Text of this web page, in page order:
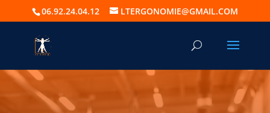
06.92.24.04.12 LTERGONOMIE@GMAIL.COM